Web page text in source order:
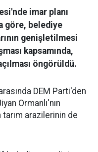
imar planı
göre, belediye
genişletilmesi
kapsamında,
öngörüldü.
DEM Parti'den
Ormanlı'nın
arazilerinin de